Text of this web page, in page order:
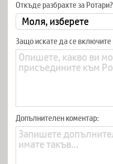
Откъде разбрахте за
Защо искате да се включите
Допълнителен коментар: